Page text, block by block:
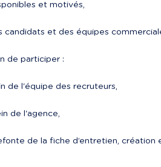
et motivés,
candidats et des équipes
de participer :
de l'équipe des recruteurs,
de l'agence,